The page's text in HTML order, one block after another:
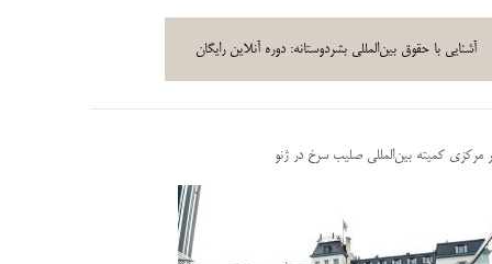
آشنایی با حقوق بین‌المللی بشردوستانه: دوره آنلاین رایگان
مرکزی کمیته بین‌المللی صلیب سرخ در ژنو